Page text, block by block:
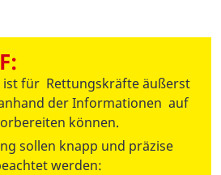
ist für Rettungskräfte äußerst
der Informationen auf
können.
sollen knapp und präzise
werden: